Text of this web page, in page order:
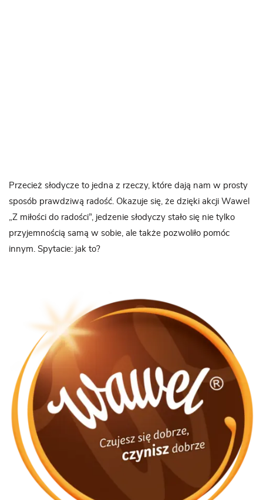
Przecież słodycze to jedna z rzeczy, które dają nam w prosty
sposób prawdziwą radość. Okazuje się, że dzięki akcji Wawel
„Z miłości do radości”, jedzenie słodyczy stało się nie tylko
przyjemnością samą w sobie, ale także pozwoliło pomóc
innym. Spytacie: jak to?